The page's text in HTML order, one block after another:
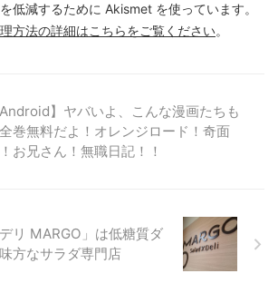
低減するために Akismet を使っています。
方法の詳細はこちらをご覧ください。
Android】ヤバいよ、こんな漫画たちも
巻無料だよ！オレンジロード！奇面
お兄さん！無職日記！！
リ MARGO」は低糖質ダ
方なサラダ専門店